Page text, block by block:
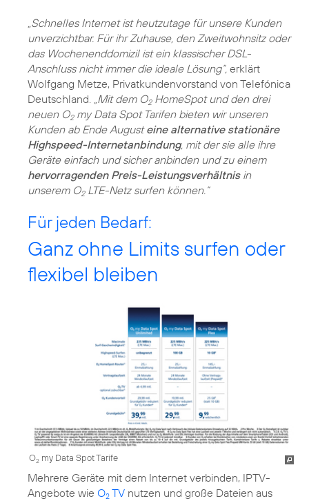
„Schnelles Internet ist heutzutage für unsere Kunden
unverzichtbar. Für ihr Zuhause, den Zweitwohnsitz oder
das Wochenenddomizil ist ein klassischer DSL-
Anschluss nicht immer die ideale Lösung“, erklärt
Wolfgang Metze, Privatkundenvorstand von Telefónica
Deutschland.
„Mit dem O2HomeSpot und den drei
neuen O2my Data Spot Tarifen bieten wir unseren
Kunden ab Ende Augusteine alternative stationäre
Highspeed-Internetanbindung, mit der sie alle ihre
Geräte einfach und sicher anbinden und zu einem
hervorragenden Preis-Leistungsverhältnisin
unserem O2LTE-Netz surfen können.“
Für jeden Bedarf:
Ganz ohne Limits surfen oder
flexibel bleiben
O2 my Data Spot Tarife
Mehrere Geräte mit dem Internet verbinden, IPTV-
Angebote wie O2 TV nutzen und große Dateien aus